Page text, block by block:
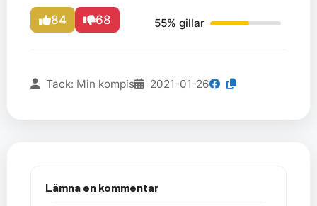
84 68 55% gillar
Tack: Min kompis 2021-01-26
Lämna en kommentar